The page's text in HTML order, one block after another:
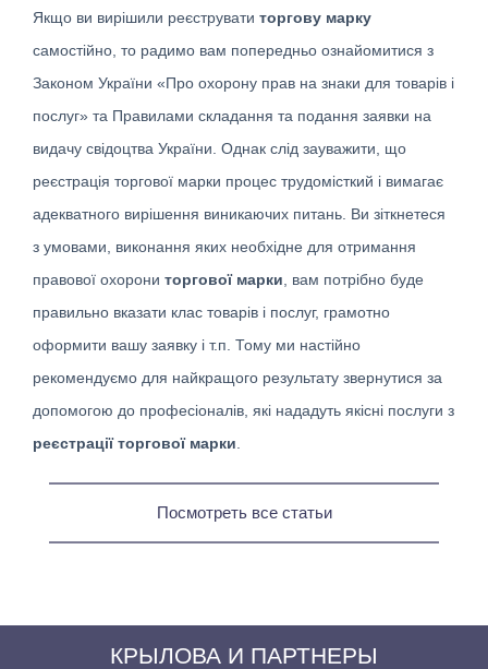
Якщо ви вирішили реєструвати торгову марку
самостійно, то радимо вам попередньо ознайомитися з
Законом України «Про охорону прав на знаки для товарів і
послуг» та Правилами складання та подання заявки на
видачу свідоцтва України. Однак слід зауважити, що
реєстрація торгової марки процес трудомісткий і вимагає
адекватного вирішення виникаючих питань. Ви зіткнетеся
з умовами, виконання яких необхідне для отримання
правової охорони торгової марки , вам потрібно буде
правильно вказати клас товарів і послуг, грамотно
оформити вашу заявку і т.п. Тому ми настійно
рекомендуємо для найкращого результату звернутися за
допомогою до професіоналів, які нададуть якісні послуги з
реєстрації торгової марки
Посмотреть все статьи
КРЫЛОВА И ПАРТНЕРЫ